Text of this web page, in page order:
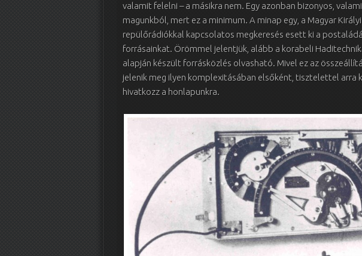
valamit felelni – a másikra nem. Egy azonban bizonyos,
magunkból, mert ez a minimum. A minap egy, a Magyar
repülőrádiókkal kapcsolatos megkeresés esett ki a
forrásainkat. Örömmel jelentjük, alább a korabeli
alapján készült forrásközlés olvasható. Mivel ez az
jelenik meg ilyen komplexitásában elsőként, tisztelettel arra
hivatkozz a honlapunkra.